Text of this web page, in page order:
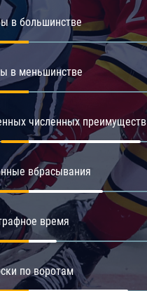
в большинстве
в меньшинстве
численных преимуществ
вбрасывания
время
по воротам